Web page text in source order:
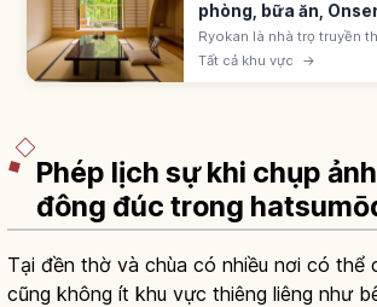
phòng, bữa ăn,
Ryokan là nhà trọ truyền
phòng tatami, futon,
onsen. Khách sạn
Tất cả khu vực →
Phép lịch sự khi chụp
đông đúc trong
Tại đền thờ và chùa có nhiều nơi có thể
cũng không ít khu vực thiêng liêng như